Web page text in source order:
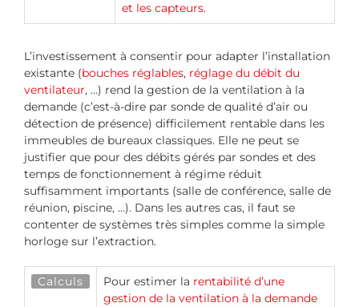
et les capteurs.
L’investissement à consentir pour adapter l’installation
existante (bouches réglables, réglage du débit du
ventilateur, …) rend la gestion de la ventilation à la
demande (c’est-à-dire par sonde de qualité d’air ou
détection de présence) difficilement rentable dans les
immeubles de bureaux classiques. Elle ne peut se
justifier que pour des débits gérés par sondes et des
temps de fonctionnement à régime réduit
suffisamment importants (salle de conférence, salle de
réunion, piscine, …). Dans les autres cas, il faut se
contenter de systèmes très simples comme la simple
horloge sur l’extraction.
Calculs Pour estimer la rentabilité d’une
gestion de la ventilation à la demande